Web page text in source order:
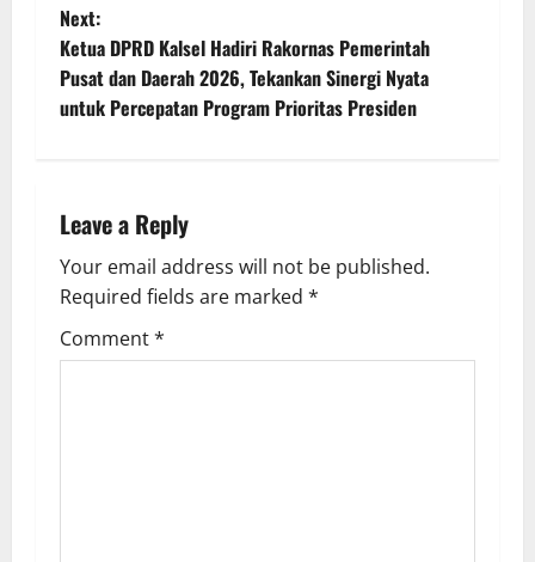
s
t
v
i
g
Next:
Ketua DPRD Kalsel Hadiri Rakornas Pemerintah
Pusat dan Daerah 2026, Tekankan Sinergi Nyata
untuk Percepatan Program Prioritas Presiden
Leave a Reply
Your email address will not be published.
Required fields are marked *
Comment*